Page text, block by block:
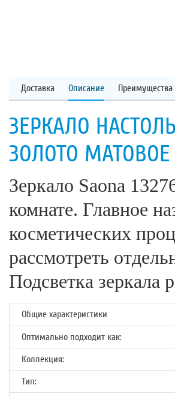
Доставка Описание Преимущества
ЗЕРКАЛО
ЗОЛОТО
Зеркало Saona
комнате. Главное
косметических
рассмотреть
Подсветка зеркала
Общие характеристики
Оптимально подходит как:
Коллекция:
Тип: